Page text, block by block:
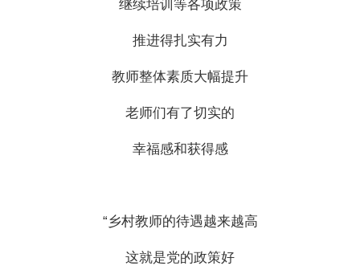
继续培训等各项政策
推进得扎实有力
教师整体素质大幅提升
老师们有了切实的
幸福感和获得感
“乡村教师的待遇越来越高
这就是党的政策好